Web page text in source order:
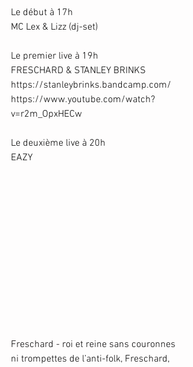
Le début à 17h
MC Lex & Lizz (dj-set)
Le premier live à 19h
FRESCHARD & STANLEY BRINKS
https://stanleybrinks.bandcamp.com/
https://www.youtube.com/watch?
v=r2m_OpxHECw
Le deuxième live à 20h
EAZY
Freschard - roi et reine sans couronnes
ni trompettes de l’anti-folk, Freschard,